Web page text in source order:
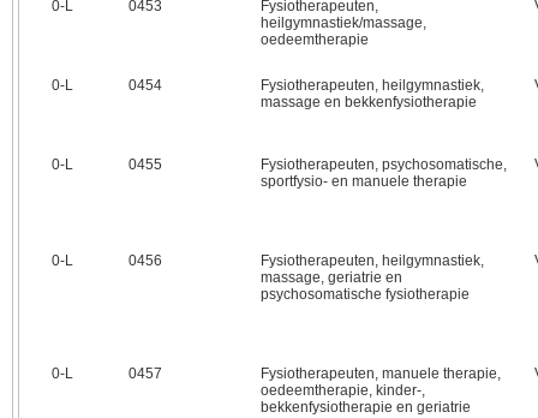
0‑L 0453
Fysiotherapeuten,
heilgymnastiek/massage,
oedeemtherapie
0‑L 0454
Fysiotherapeuten, heilgymnastiek,
massage en bekkenfysiotherapie
0‑L 0455
Fysiotherapeuten, psychosomatische,
sportfysio- en manuele therapie
0‑L 0456
Fysiotherapeuten, heilgymnastiek,
massage, geriatrie en
psychosomatische fysiotherapie
0‑L 0457
Fysiotherapeuten, manuele therapie,
oedeemtherapie, kinder-,
bekkenfysiotherapie en geriatrie